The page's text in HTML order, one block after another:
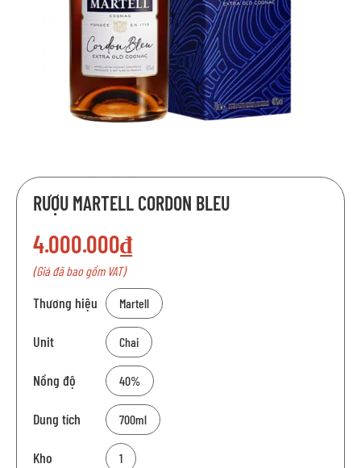
RƯỢU MARTELL CORDON BLEU
4.000.000₫
(Giá đã bao gồm VAT)
Thương hiệu Martell
Unit Chai
Nồng độ 40%
Dung tích 700ml
Kho 1
Chuyển
đến